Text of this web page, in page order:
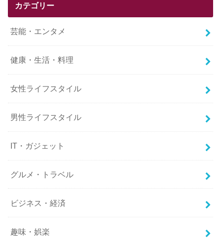
カテゴリー
芸能・エンタメ
健康・生活・料理
女性ライフスタイル
男性ライフスタイル
IT・ガジェット
グルメ・トラベル
ビジネス・経済
趣味・娯楽